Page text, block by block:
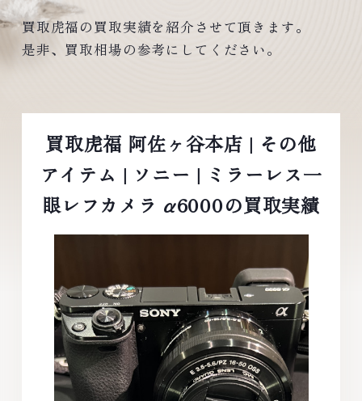
買取虎福の買取実績を紹介させて頂きます。
是非、買取相場の参考にしてください。
買取虎福 阿佐ヶ谷本店 | その他
アイテム | ソニー | ミラーレス一
眼レフカメラ α6000の買取実績